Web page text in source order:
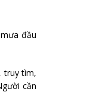
đầu
truy tìm,
cần